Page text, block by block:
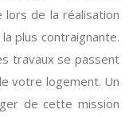
de la réalisation
plus contraignante.
travaux se passent
votre logement. Un
de cette mission